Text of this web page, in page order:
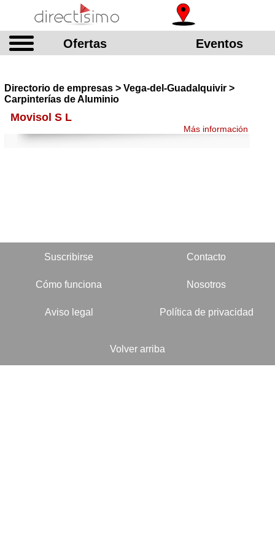
Ofertas Eventos
Directorio de empresas > Vega-del-Guadalquivir >
Carpinterías de Aluminio
Movisol S L
Más información
Suscribirse Contacto
Cómo funciona Nosotros
Aviso legal Política de privacidad
Volver arriba